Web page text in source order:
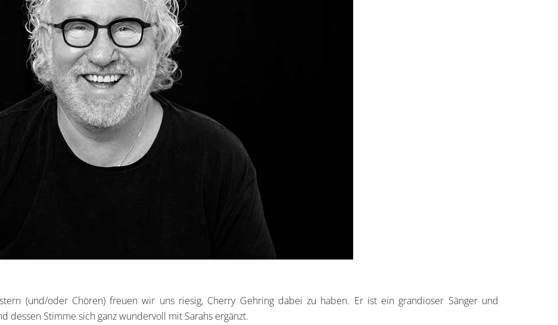
(und/oder Chören) freuen wir uns riesig, Cherry Gehring dabei zu haben. Er ist ein grandioser Sänger und
dessen Stimme sich ganz wundervoll mit Sarahs ergänzt.